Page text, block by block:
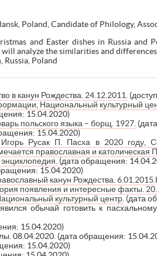
Poland, Candidate of Philology,
and Easter dishes in Russia
analyze the similarities and differences
Russia, Poland
в канун Рождества. 24.12.2011.
Национальный культурный
15.04.2020)
польского языка – борщ. 1927.
15.04.2020)
Русак П. Пасха в 2020 году,
православная и католическая
(дата обращения:
15.04.2020)
канун Рождества. 6.01.2015.
появления и интересные факты.
культурный центр. (дата
обычай готовить к
15.04.2020)
08.04.2020. (дата обращения:
15.04.2020)